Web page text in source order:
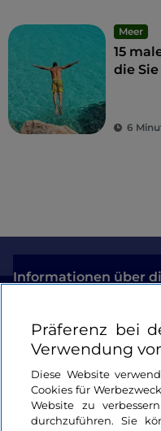
Meer
15
die
6
Informationen über
Nützliche Links
Login
Bleiben wir in Kontakt
Präferenz bei
Verwendung
Diese Website
Cookies für
Website zu
durchzuführen. Sie